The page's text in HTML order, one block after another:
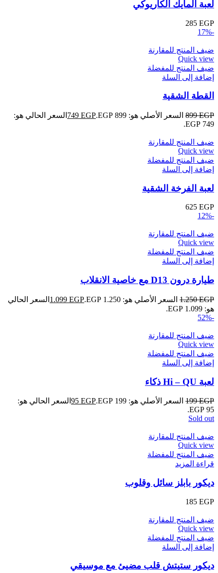
لعبة المايك الكاريوكي
285 EGP
-17%
ضيف المنتج للمقارنة
Quick view
ضيف المنتج للمفضلة
إضافة إلى السلة
القطة الشقية
899EGP السعر الأصلي هو: 899 EGP. 749 EGP
السعر الحالي هو:
749 EGP.
ضيف المنتج للمقارنة
Quick view
ضيف المنتج للمفضلة
إضافة إلى السلة
لعبة الفرخة الشقية
625 EGP
-12%
ضيف المنتج للمقارنة
Quick view
ضيف المنتج للمفضلة
إضافة إلى السلة
طيارة درون D13 مع خاصية الانقلاب
1.250EGP السعر الأصلي هو: 1.250 EGP. 1.099 EGP
السعر الحالي
هو: 1.099 EGP.
-52%
ضيف المنتج للمقارنة
Quick view
ضيف المنتج للمفضلة
إضافة إلى السلة
لعبة Hi – QU ذكاء
199EGP السعر الأصلي هو: 199 EGP. 95 EGP
السعر الحالي هو:
95 EGP.
Sold out
ضيف المنتج للمقارنة
Quick view
ضيف المنتج للمفضلة
قراءة المزيد
ديكور بابلز سائل وقلوب
185 EGP
ضيف المنتج للمقارنة
Quick view
ضيف المنتج للمفضلة
إضافة إلى السلة
ديكور ستيتش قلب مضيئ مع موسيقي